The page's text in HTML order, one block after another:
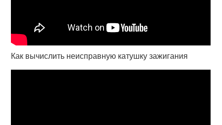
Как вычислить неисправную катушку зажигания